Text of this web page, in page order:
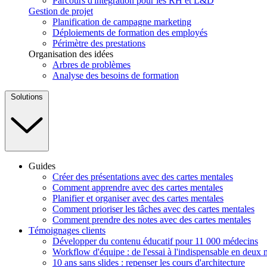
Gestion de projet
Planification de campagne marketing
Déploiements de formation des employés
Périmètre des prestations
Organisation des idées
Arbres de problèmes
Analyse des besoins de formation
Solutions
Guides
Créer des présentations avec des cartes mentales
Comment apprendre avec des cartes mentales
Planifier et organiser avec des cartes mentales
Comment prioriser les tâches avec des cartes mentales
Comment prendre des notes avec des cartes mentales
Témoignages clients
Développer du contenu éducatif pour 11 000 médecins
Workflow d'équipe : de l'essai à l'indispensable en deux
10 ans sans slides : repenser les cours d'architecture